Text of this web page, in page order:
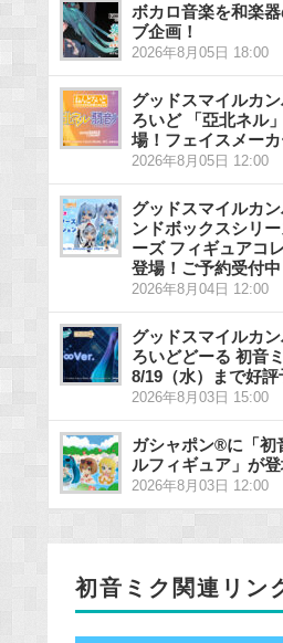
ボカロ音楽を和楽
ブ企画！
2026年8月05日 18:00
グッドスマイルカ
ろいど 「亞北ネル
場！フェイスメー
2026年8月05日 12:00
グッドスマイルカ
ンドボックスシリ
ーズ フィギュアコ
登場！ご予約受付中
2026年8月04日 12:00
グッドスマイルカ
ろいどどーる 初音
8/19（水）まで好評
2026年8月03日 15:00
ガシャポン®に「初
ルフィギュア」が登
2026年8月03日 12:00
初音ミク関連リン